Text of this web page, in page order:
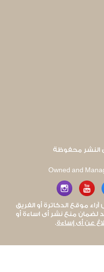
Owned and
موقع الدكاترة أو الفريق
منع نشر أى اساءة أو
عن أى إساءة.